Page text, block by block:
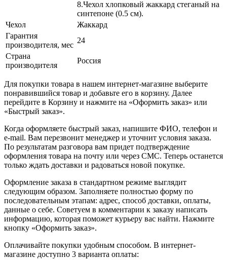
8.Чехол хлопковый жаккард стеганый на
синтепоне (0.5 см).
Чехол
Жаккард
Гарантия
производителя, мес
24
Страна
производителя
Россия
Для покупки товара в нашем интернет-магазине выберите
понравившийся товар и добавьте его в корзину. Далее
перейдите в Корзину и нажмите на «Оформить заказ» или
«Быстрый заказ».
Когда оформляете быстрый заказ, напишите ФИО, телефон и
e-mail. Вам перезвонит менеджер и уточнит условия заказа.
По результатам разговора вам придет подтверждение
оформления товара на почту или через СМС. Теперь останется
только ждать доставки и радоваться новой покупке.
Оформление заказа в стандартном режиме выглядит
следующим образом. Заполняете полностью форму по
последовательным этапам: адрес, способ доставки, оплаты,
данные о себе. Советуем в комментарии к заказу написать
информацию, которая поможет курьеру вас найти. Нажмите
кнопку «Оформить заказ».
Оплачивайте покупки удобным способом. В интернет-
магазине доступно 3 варианта оплаты: